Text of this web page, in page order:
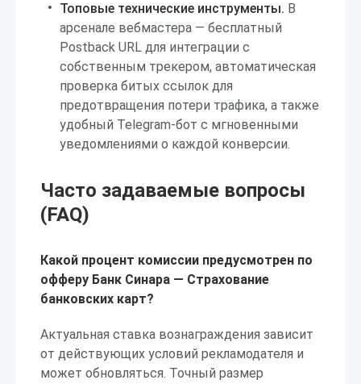
Топовые технические инструменты. В
арсенале вебмастера — бесплатный
Postback URL для интеграции с
собственным трекером, автоматическая
проверка битых ссылок для
предотвращения потери трафика, а также
удобный Telegram-бот с мгновенными
уведомлениями о каждой конверсии.
Часто задаваемые вопросы
(FAQ)
Какой процент комиссии предусмотрен по
офферу Банк Синара — Страхование
банковских карт?
Актуальная ставка вознаграждения зависит
от действующих условий рекламодателя и
может обновляться. Точный размер